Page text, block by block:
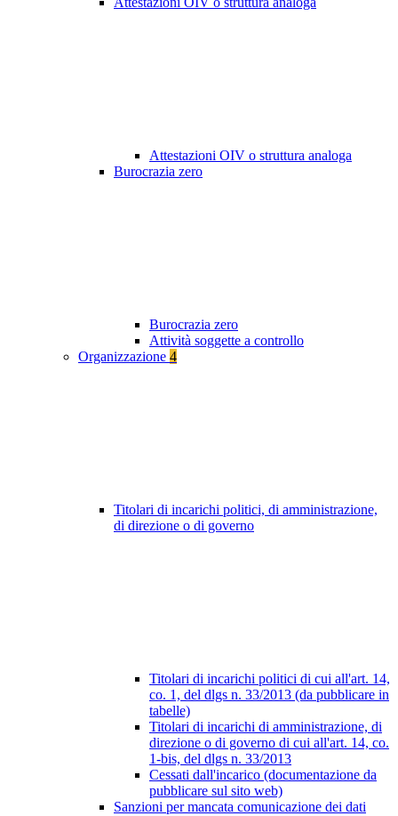
Attestazioni OIV o struttura analoga
Burocrazia zero
Burocrazia zero
Attività soggette a controllo
Organizzazione 4
Titolari di incarichi politici, di amministrazione,
di direzione o di governo
Titolari di incarichi politici di cui all'art. 14,
co. 1, del dlgs n. 33/2013 (da pubblicare in
tabelle)
Titolari di incarichi di amministrazione, di
direzione o di governo di cui all'art. 14, co.
1-bis, del dlgs n. 33/2013
Cessati dall'incarico (documentazione da
pubblicare sul sito web)
Sanzioni per mancata comunicazione dei dati